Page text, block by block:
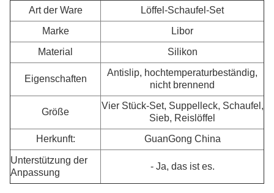
Art der Ware
Löffel-Schaufel-Set
Marke
Libor
Material
Silikon
Eigenschaften
Antislip, hochtemperaturbeständig,
nicht brennend
Größe
Vier Stück-Set, Suppelleck, Schaufel,
Sieb, Reislöffel
Herkunft:
GuanGong China
Unterstützung der
Anpassung
- Ja, das ist es.